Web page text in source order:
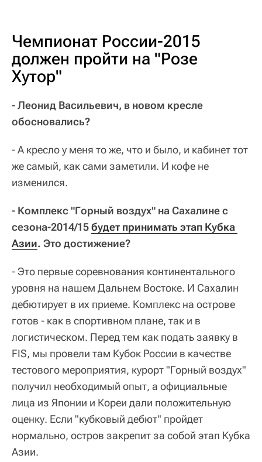
Чемпионат России-2015
должен пройти на "Розе
Хутор"
- Леонид Васильевич, в новом кресле
обосновались?
- А кресло у меня то же, что и было, и кабинет тот
же самый, как сами заметили. И кофе не
изменился.
- Комплекс "Горный воздух" на Сахалине с
сезона-2014/15будет принимать этап Кубка
Азии. Это достижение?
- Это первые соревнования континентального
уровня на нашем Дальнем Востоке. И Сахалин
дебютирует в их приеме. Комплекс на острове
готов - как в спортивном плане, так и в
логистическом. Перед тем как подать заявку в
FIS, мы провели там Кубок России в качестве
тестового мероприятия, курорт "Горный воздух"
получил необходимый опыт, а официальные
лица из Японии и Кореи дали положительную
оценку. Если "кубковый дебют" пройдет
нормально, остров закрепит за собой этап Кубка
Азии.